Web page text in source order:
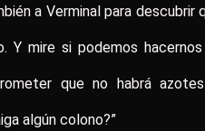
a Verminal para descubrir
Y mire si podemos
que no habrá
algún colono?”